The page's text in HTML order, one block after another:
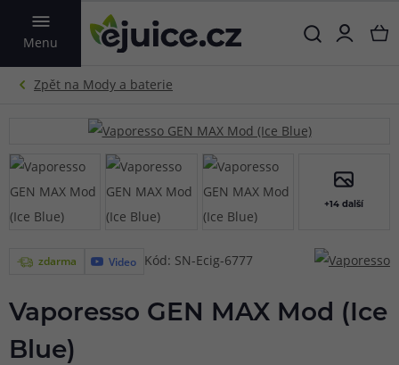
Menu
VYHLEDAT
+14 další
zdarma Video Kód: SN-Ecig-6777
Vaporesso GEN MAX Mod (Ice
Blue)